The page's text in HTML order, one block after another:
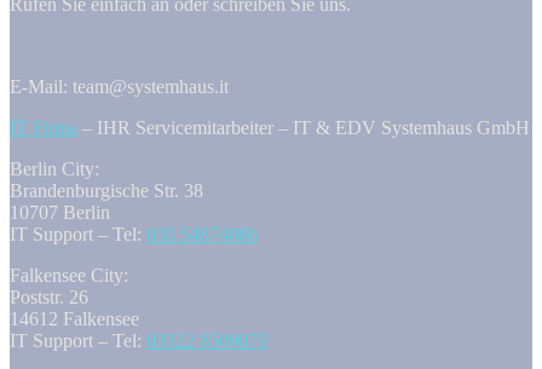
E-Mail: team@systemhaus.it
IT Firma – IHR Servicemitarbeiter – IT & EDV Systemhaus GmbH
Berlin City:
Brandenburgische Str. 38
10707 Berlin
IT Support – Tel: 030 54874086
Falkensee City:
Poststr. 26
14612 Falkensee
IT Support – Tel: 03322 8509070